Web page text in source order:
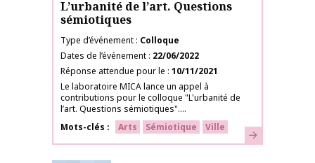
L’urbanité de l’art. Questions
sémiotiques
Type d’événement Colloque
Dates de l’événement 22/06/2022
Réponse attendue pour le 10/11/2021
Le laboratoire MICA lance un appel à
contributions pour le colloque "L'urbanité de
l’art. Questions sémiotiques"....
Mots-clés
Arts Sémiotique Ville En savoir plus